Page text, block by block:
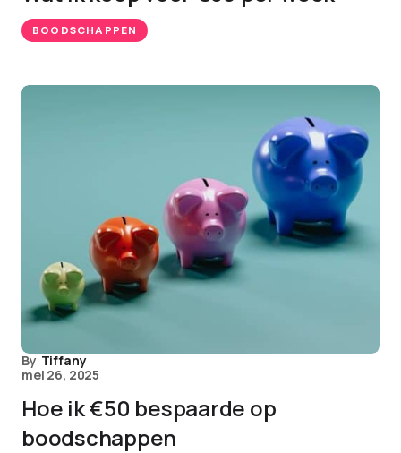
BOODSCHAPPEN
By Tiffany
mei 26, 2025
Hoe ik €50 bespaarde op
boodschappen